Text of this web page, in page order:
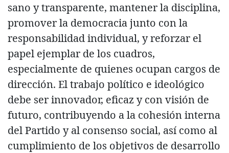
sano y transparente, mantener la disciplina,
promover la democracia junto con la
responsabilidad individual, y reforzar el
papel ejemplar de los cuadros,
especialmente de quienes ocupan cargos de
dirección. El trabajo político e ideológico
debe ser innovador, eficaz y con visión de
futuro, contribuyendo a la cohesión interna
del Partido y al consenso social, así como al
cumplimiento de los objetivos de desarrollo